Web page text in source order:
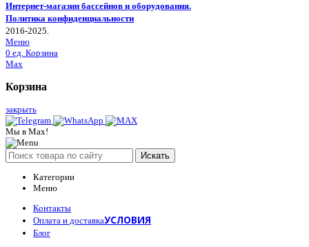
Интернет-магазин бассейнов и оборудования.
Политика конфиденциальности
2016-2025.
Меню
0 ед. Корзина
Max
Корзина
закрыть
Мы в Max!
Искать
Категории
Меню
Контакты
Оплата и доставкаУСЛОВИЯ
Блог